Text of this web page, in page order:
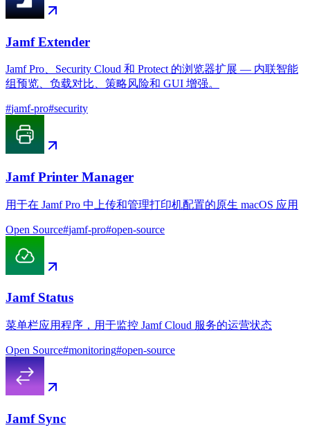
Jamf Extender
Jamf Pro、Security Cloud 和 Protect 的浏览器扩展 — 内联智能
组预览、负载对比、策略风险和 GUI 增强。
#jamf-pro#security
Jamf Printer Manager
用于在 Jamf Pro 中上传和管理打印机配置的原生 macOS 应用
Open Source#jamf-pro#open-source
Jamf Status
菜单栏应用程序，用于监控 Jamf Cloud 服务的运营状态
Open Source#monitoring#open-source
Jamf Sync